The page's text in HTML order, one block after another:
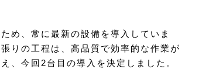
め、常に最新の設備を導入していま
りの工程は、高品質で効率的な作業が
、今回2台目の導入を決定しました。